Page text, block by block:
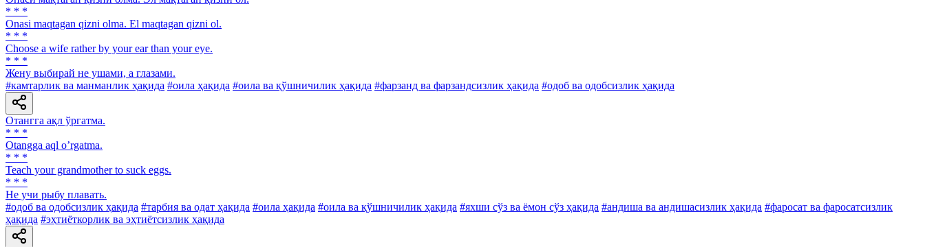
* * *
Onasi maqtagan qizni olma. El maqtagan qizni ol.
* * *
Choose a wife rather by your ear than your eye.
* * *
Жену выбирай не ушами, а глазами.
#камтарлик ва манманлик ҳақида #оила ҳақида #оила ва қўшничилик ҳақида #фарзанд ва фарзандсизлик ҳақида #одоб ва одобсизлик ҳақида
Отангга ақл ўргатма.
* * *
Otangga aql oʼrgatma.
* * *
Teach your grandmother to suck eggs.
* * *
He учи рыбу плавать.
#одоб ва одобсизлик ҳақида #тарбия ва одат ҳақида #оила ҳақида #оила ва қўшничилик ҳақида #яхши сўз ва ёмон сўз ҳақида #андиша ва андишасизлик ҳақида #фаросат ва фаросатсизлик
ҳақида #эҳтиёткорлик ва эҳтиётсизлик ҳақида